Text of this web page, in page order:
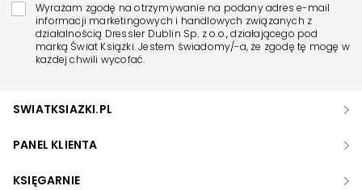
Wyrażam zgodę na otrzymywanie na podany adres e-mail
informacji marketingowych i handlowych związanych z
działalnością Dressler Dublin Sp. z o.o., działającego pod
marką Świat Książki. Jestem świadomy/-a, że zgodę tę mogę w
każdej chwili wycofać.
SWIATKSIAZKI.PL
PANEL KLIENTA
KSIĘGARNIE